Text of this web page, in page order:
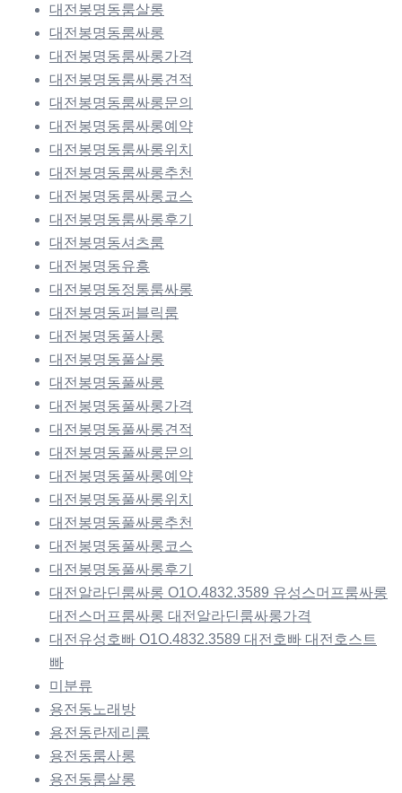
대전봉명동룸살롱
대전봉명동룸싸롱
대전봉명동룸싸롱가격
대전봉명동룸싸롱견적
대전봉명동룸싸롱문의
대전봉명동룸싸롱예약
대전봉명동룸싸롱위치
대전봉명동룸싸롱추천
대전봉명동룸싸롱코스
대전봉명동룸싸롱후기
대전봉명동셔츠룸
대전봉명동유흥
대전봉명동정통룸싸롱
대전봉명동퍼블릭룸
대전봉명동풀사롱
대전봉명동풀살롱
대전봉명동풀싸롱
대전봉명동풀싸롱가격
대전봉명동풀싸롱견적
대전봉명동풀싸롱문의
대전봉명동풀싸롱예약
대전봉명동풀싸롱위치
대전봉명동풀싸롱추천
대전봉명동풀싸롱코스
대전봉명동풀싸롱후기
대전알라딘룸싸롱 O1O.4832.3589 유성스머프룸싸롱
대전스머프룸싸롱 대전알라딘룸싸롱가격
대전유성호빠 O1O.4832.3589 대전호빠 대전호스트
빠
미분류
용전동노래방
용전동란제리룸
용전동룸사롱
용전동룸살롱